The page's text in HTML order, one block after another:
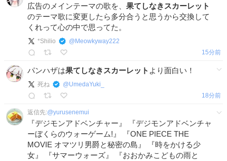
広告のメインテーマの歌を、 果てしなきスカーレット
のテーマ歌に変更したら多分合うと思うから交換して
くれって心の中で思ってた。
*Shilio @ Meowkyway222
15分前
パンハザは果てしなきスカーレット より面白い！
死ね @UmedaYuki_
18分前
返信先:@yurusenemui
『デジモンアドベンチャー』 『デジモンアドベンチャ
ーぼくらのウォーゲーム!』 『ONE PIECE THE
MOVIE オマツリ男爵と秘密の島』 『時をかける少
女』 『サマーウォーズ』 『おおかみこどもの雨と